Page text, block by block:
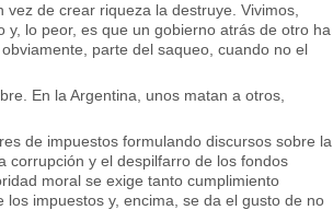
de crear riqueza la destruye. Vivimos,
lo peor, es que un gobierno atrás de otro ha
parte del saqueo, cuando no el
En la Argentina, unos matan a otros,
de impuestos formulando discursos sobre la
corrupción y el despilfarro de los fondos
moral se exige tanto cumplimiento
impuestos y, encima, se da el gusto de no